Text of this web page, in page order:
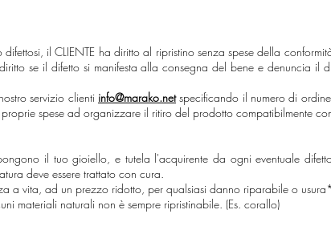
il CLIENTE ha diritto al ripristino senza spese della
se il difetto si manifesta alla consegna del bene e denuncia
servizio clienti info@marako.net specificando il numero di
spese ad organizzare il ritiro del prodotto compatibilmente
il tuo gioiello, e tutela l'acquirente da ogni eventuale
deve essere trattato con cura.
a vita, ad un prezzo ridotto, per qualsiasi danno riparabile o
materiali naturali non è sempre ripristinabile. (Es. corallo)